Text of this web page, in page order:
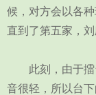
候，对方会以各
直到了第五家，
此刻，由于擂
音很轻，所以台